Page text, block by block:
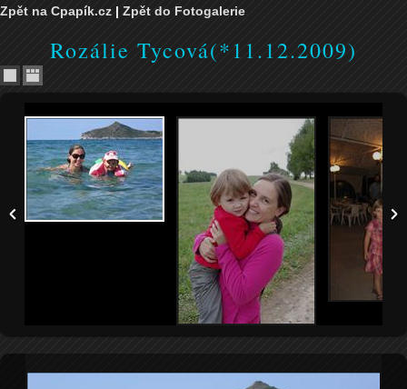
Zpět na Cpapík.cz | Zpět do Fotogalerie
Rozálie Tycová(*11.12.2009)